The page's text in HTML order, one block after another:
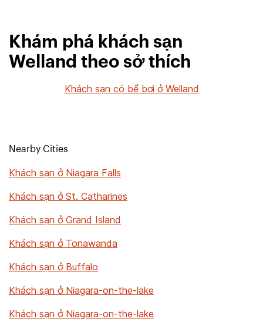
Khám phá khách sạn
Welland theo sở thích
Khách sạn có bể bơi ở Welland
Nearby Cities
Khách sạn ở Niagara Falls
Khách sạn ở St. Catharines
Khách sạn ở Grand Island
Khách sạn ở Tonawanda
Khách sạn ở Buffalo
Khách sạn ở Niagara-on-the-lake
Khách sạn ở Niagara-on-the-lake